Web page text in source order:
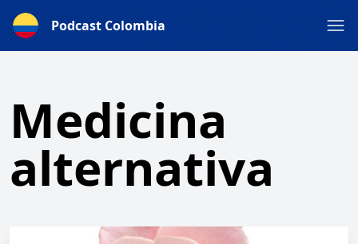
Podcast Colombia
Medicina
alternativa